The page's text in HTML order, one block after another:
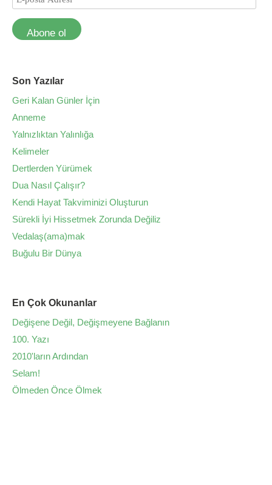
Abone ol
Son Yazılar
Geri Kalan Günler İçin
Anneme
Yalnızlıktan Yalınlığa
Kelimeler
Dertlerden Yürümek
Dua Nasıl Çalışır?
Kendi Hayat Takviminizi Oluşturun
Sürekli İyi Hissetmek Zorunda Değiliz
Vedalaş(ama)mak
Buğulu Bir Dünya
En Çok Okunanlar
Değişene Değil, Değişmeyene Bağlanın
100. Yazı
2010'ların Ardından
Selam!
Ölmeden Önce Ölmek